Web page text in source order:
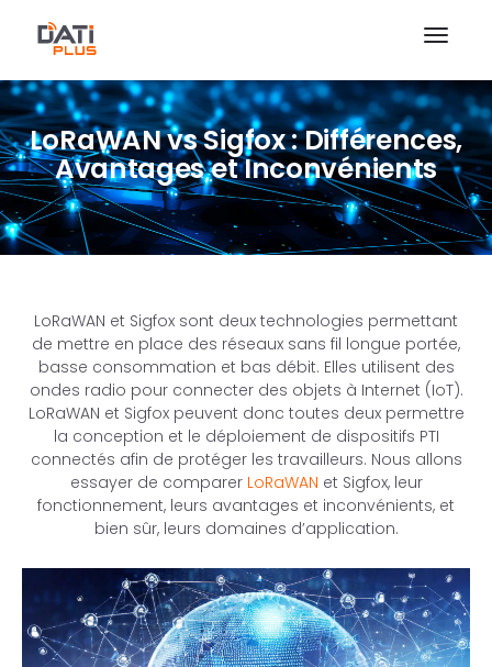
LoRaWAN vs Sigfox : Différences,
Avantages et Inconvénients
LoRaWAN et Sigfox sont deux technologies permettant
de mettre en place des réseaux sans fil longue portée,
basse consommation et bas débit. Elles utilisent des
ondes radio pour connecter des objets à Internet (IoT).
LoRaWAN et Sigfox peuvent donc toutes deux permettre
la conception et le déploiement de dispositifs PTI
connectés afin de protéger les travailleurs. Nous allons
essayer de comparer LoRaWAN et Sigfox, leur
fonctionnement, leurs avantages et inconvénients, et
bien sûr, leurs domaines d’application.